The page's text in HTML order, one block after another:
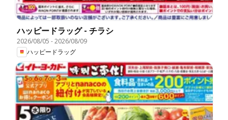
ハッピードラッグ - チラシ
2026/08/05 -2026/08/09
ハッピードラッグ